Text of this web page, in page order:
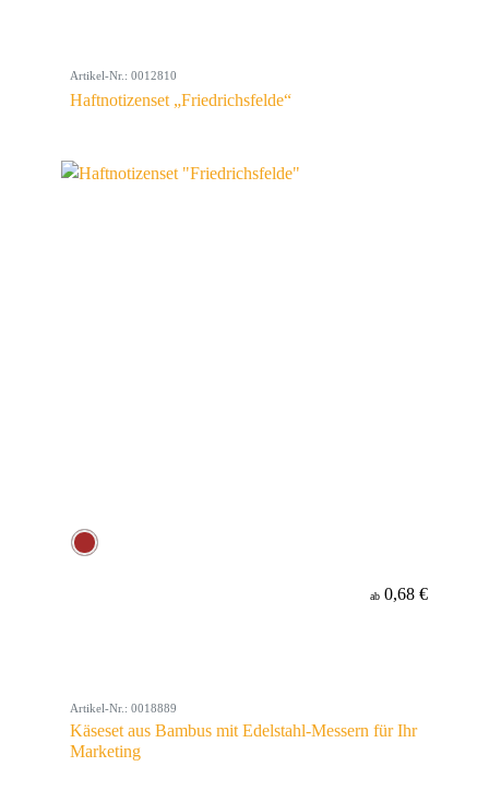
Artikel-Nr.: 0012810
Haftnotizenset „Friedrichsfelde“
ab 0,68 €
Artikel-Nr.: 0018889
Käseset aus Bambus mit Edelstahl-Messern für Ihr
Marketing